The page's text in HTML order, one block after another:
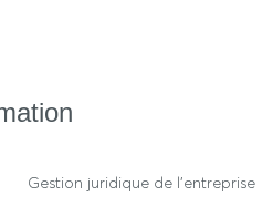
chercheurs
Gestion juridique de l’entreprise